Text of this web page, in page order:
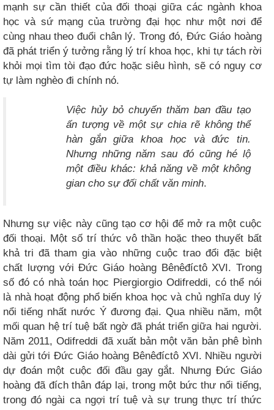
mạnh sự cần thiết của đối thoại giữa các ngành khoa
học và sứ mạng của trường đại học như một nơi để
cùng nhau theo đuổi chân lý. Trong đó, Đức Giáo hoàng
đã phát triển ý tưởng rằng lý trí khoa học, khi tự tách rời
khỏi mọi tìm tòi đạo đức hoặc siêu hình, sẽ có nguy cơ
tự làm nghèo đi chính nó.
Việc hủy bỏ chuyến thăm ban đầu tạo
ấn tượng về một sự chia rẽ không thể
hàn gắn giữa khoa học và đức tin.
Nhưng những năm sau đó cũng hé lộ
một điều khác: khả năng về một không
gian cho sự đối chất văn minh.
Nhưng sự việc này cũng tạo cơ hội để mở ra một cuộc
đối thoại. Một số trí thức vô thần hoặc theo thuyết bất
khả tri đã tham gia vào những cuộc trao đổi đặc biệt
chất lượng với Đức Giáo hoàng Bênêđíctô XVI. Trong
số đó có nhà toán học Piergiorgio Odifreddi, có thể nói
là nhà hoạt động phổ biến khoa học và chủ nghĩa duy lý
nổi tiếng nhất nước Ý đương đại. Qua nhiều năm, một
mối quan hệ trí tuệ bất ngờ đã phát triển giữa hai người.
Năm 2011, Odifreddi đã xuất bản một văn bản phê bình
dài gửi tới Đức Giáo hoàng Bênêđíctô XVI. Nhiều người
dự đoán một cuộc đối đầu gay gắt. Nhưng Đức Giáo
hoàng đã đích thân đáp lại, trong một bức thư nổi tiếng,
trong đó ngài ca ngợi trí tuệ và sự trung thực trí thức